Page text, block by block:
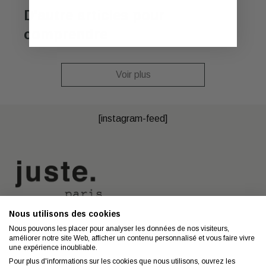
Nous utilisons des cookies
Nous pouvons les placer pour analyser les données de nos visiteurs,
améliorer notre site Web, afficher un contenu personnalisé et vous faire vivre
une expérience inoubliable.
Pour plus d'informations sur les cookies que nous utilisons, ouvrez les
D'autre articles pour
comprendre
Voir plus
[instagram-feed]
Contact
Coiffeurs
Mentions légales
Confidentialité